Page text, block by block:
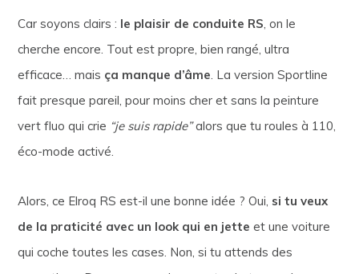
Car soyons clairs : le plaisir de conduite RS, on le
cherche encore. Tout est propre, bien rangé, ultra
efficace… mais ça manque d’âme. La version Sportline
fait presque pareil, pour moins cher et sans la peinture
vert fluo qui crie “je suis rapide”alors que tu roules à 110,
éco-mode activé.
Alors, ce Elroq RS est-il une bonne idée ? Oui, si tu veux
de la praticité avec un look qui en jette et une voiture
qui coche toutes les cases. Non, si tu attends des